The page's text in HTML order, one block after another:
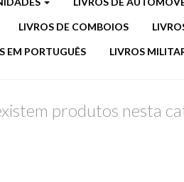
LIVROS DE COMBOIOS
EM PORTUGUÊS LIVROS
produtos nesta